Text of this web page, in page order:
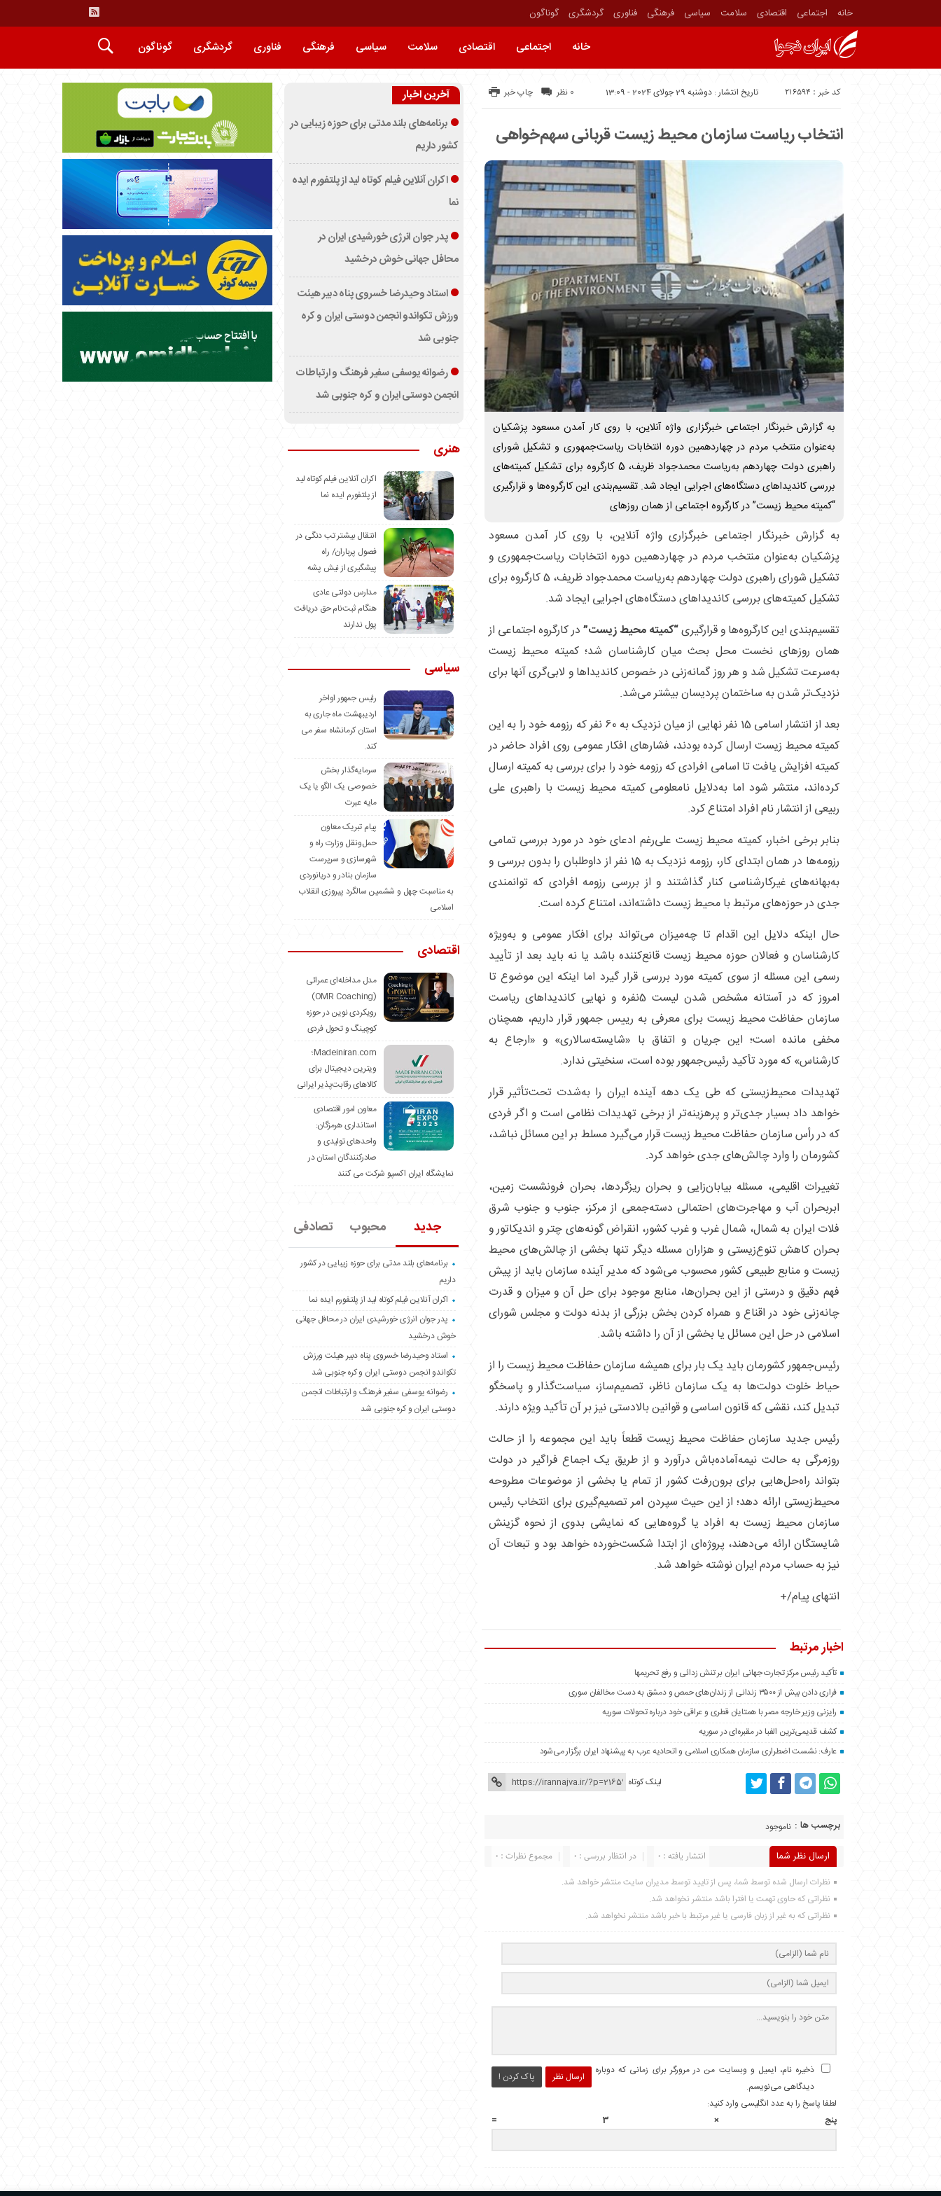
خانه اجتماعی اقتصادی سلامت سیاسی فرهنگی فناوری گردشگری گوناگون
خانه اجتماعی اقتصادی سلامت سیاسی فرهنگی فناوری گردشگری گوناگون
تاریخ انتشار : دوشنبه 29 جولای 2024 - 13:09 کد خبر : 216594 چاپ خبر 0 نظر
انتخاب ریاست سازمان محیط زیست قربانی سهم‌خواهی
به گزارش خبرنگار اجتماعی خبرگزاری واژه آنلاین، با روی کار آمدن مسعود پزشکیان
به‌عنوان منتخب مردم در چهاردهمین دوره انتخابات ریاست‌جمهوری و تشکیل شورای
راهبری دولت چهاردهم به‌ریاست محمدجواد ظریف، 5 کارگروه برای تشکیل کمیته‌های
بررسی کاندیداهای دستگاه‌های اجرایی ایجاد شد. تقسیم‌بندی این کارگروه‌ها و قرارگیری
“کمیته محیط زیست” در کارگروه اجتماعی از همان روزهای
به گزارش خبرنگار اجتماعی خبرگزاری واژه آنلاین، با روی کار آمدن مسعود
پزشکیان به‌عنوان منتخب مردم در چهاردهمین دوره انتخابات ریاست‌جمهوری و
تشکیل شورای راهبری دولت چهاردهم به‌ریاست محمدجواد ظریف، 5 کارگروه برای
تشکیل کمیته‌های بررسی کاندیداهای دستگاه‌های اجرایی ایجاد شد.
تقسیم‌بندی این کارگروه‌ها و قرارگیری“کمیته محیط زیست”در کارگروه اجتماعی از
همان روزهای نخست محل بحث میان کارشناسان شد؛ کمیته محیط زیست
به‌سرعت تشکیل شد و هر روز گمانه‌زنی در خصوص کاندیداها و لابی‌گری آنها برای
نزدیک‌تر شدن به ساختمان پردیسان بیشتر می‌شد.
بعد از انتشار اسامی 15 نفر نهایی از میان نزدیک به 60 نفر که رزومه خود را به این
کمیته محیط زیست ارسال کرده بودند، فشارهای افکار عمومی روی افراد حاضر در
کمیته افزایش یافت تا اسامی افرادی که رزومه خود را برای بررسی به کمیته ارسال
کرده‌اند، منتشر شود اما به‌دلایل نامعلومی کمیته محیط زیست با راهبری علی
ربیعی از انتشار نام افراد امتناع کرد.
بنابر برخی اخبار، کمیته محیط زیست علی‌رغم ادعای خود در مورد بررسی تمامی
رزومه‌ها در همان ابتدای کار، رزومه نزدیک به 15 نفر از داوطلبان را بدون بررسی و
به‌بهانه‌های غیرکارشناسی کنار گذاشتند و از بررسی رزومه افرادی که توانمندی
جدی در حوزه‌های مرتبط با محیط زیست داشته‌‎اند، امتناع کرده است.
حال اینکه دلایل این اقدام تا چه‌میزان می‌تواند برای افکار عمومی و به‌ویژه
کارشناسان و فعالان حوزه محیط زیست قانع‌کننده باشد یا نه باید بعد از تأیید
رسمی این مسئله از سوی کمیته مورد بررسی قرار گیرد اما اینکه این موضوع تا
امروز که در آستانه مشخص شدن لیست 5نفره و نهایی کاندیداهای ریاست
سازمان حفاظت محیط زیست برای معرفی به رییس جمهور قرار داریم، همچنان
مخفی مانده است؛ این جریان و اتفاق با «شایسته‌سالاری» و «ارجاع به
کارشناس» که مورد تأکید رئیس‌جمهور بوده است، سنخیتی ندارد.
تهدیدات محیط‌زیستی که طی یک دهه آینده ایران را به‌شدت تحت‌تأثیر قرار
خواهد داد بسیار جدی‌تر و پرهزینه‌تر از برخی تهدیدات نظامی است و اگر فردی
که در رأس سازمان حفاظت محیط زیست قرار می‌گیرد مسلط بر این مسائل نباشد،
کشورمان را وارد چالش‌های جدی خواهد کرد.
تغییرات اقلیمی، مسئله بیابان‌زایی و بحران ریزگردها، بحران فرونشست زمین،
ابربحران آب و مهاجرت‌های احتمالی دسته‌جمعی از مرکز، جنوب و جنوب شرق
فلات ایران به شمال، شمال غرب و غرب کشور، انقراض گونه‌های چتر و اندیکاتور و
بحران کاهش تنوع‌زیستی و هزاران مسئله دیگر تنها بخشی از چالش‌های محیط
زیست و منابع طبیعی کشور محسوب می‌شود که مدیر آینده سازمان باید از پیش
فهم دقیق و درستی از این بحران‌ها، منابع موجود برای حل آن و میزان و قدرت
چانه‌زنی خود در اقناع و همراه کردن بخش بزرگی از بدنه دولت و مجلس شورای
اسلامی در حل این مسائل یا بخشی از آن را داشته باشد.
رئیس‌جمهور کشورمان باید یک بار برای همیشه سازمان حفاظت محیط زیست را از
حیاط خلوت دولت‌ها به یک سازمان ناظر، تصمیم‌ساز، سیاست‌گذار و پاسخگو
تبدیل کند، نقشی که قانون اساسی و قوانین بالادستی نیز بر آن تأکید ویژه دارند.
رئیس جدید سازمان حفاظت محیط زیست قطعاً باید این مجموعه را از حالت
روزمرگی به حالت نیمه‌آماده‌باش درآورد و از طریق یک اجماع فراگیر در دولت
بتواند راه‌حل‌هایی برای برون‌رفت کشور از تمام یا بخشی از موضوعات مطروحه
محیط‌زیستی ارائه دهد؛ از این حیث سپردن امر تصمیم‌گیری برای انتخاب رئیس
سازمان محیط زیست به افراد یا گروه‌هایی که نمایشی بدوی از نحوه گزینش
شایستگان ارائه می‌دهند، پروژه‌ای از ابتدا شکست‌خورده خواهد بود و تبعات آن
نیز به حساب مردم ایران نوشته خواهد شد.
انتهای پیام/+
اخبار مرتبط
تأکید رئیس مرکز تجارت جهانی ایران بر تنش زدائی و رفع تحریمها
فراری دادن بیش از ۳۵۰۰ زندانی از زندان‌های حمص و دمشق به دست مخالفان سوری
رایزنی وزیر خارجه مصر با همتایان قطری و عراقی خود درباره تحولات سوریه
کشف قدیمی‌ترین الفبا در مقبره‌ای در سوریه
عارف: نشست اضطراری سازمان همکاری اسلامی و اتحادیه عرب به پیشنهاد ایران برگزار می‌شود
لینک کوتاه
برچسب ها : ناموجود
ارسال نظر شما مجموع نظرات : 0 در انتظار بررسی : 0 انتشار یافته : 0
نظرات ارسال شده توسط شما، پس از تایید توسط مدیران سایت منتشر خواهد شد.
نظراتی که حاوی تهمت یا افترا باشد منتشر نخواهد شد.
نظراتی که به غیر از زبان فارسی یا غیر مرتبط با خبر باشد منتشر نخواهد شد.
ارسال نظر پاک کردن !
ذخیره نام، ایمیل و وبسایت من در مرورگر برای زمانی که دوباره
دیدگاهی می‌نویسم.
لطفا پاسخ را به عدد انگلیسی وارد کنید:
پنج × 3 =
آخرین اخبار
برنامه‌های بلند مدتی برای حوزه زیبایی در
کشور داریم
اکران آنلاین فیلم کوتاه لید از پلتفورم ایده
نما
پدر جوان انرژی خورشیدی ایران در
محافل جهانی خوش درخشید
استاد وحیدرضا خسروی پناه دبیر هیئت
ورزش تکواندو انجمن دوستی ایران و کره
جنوبی شد
رضوانه یوسفی سفیر فرهنگ و ارتباطات
انجمن دوستی ایران و کره جنوبی شد
هنری
اکران آنلاین فیلم کوتاه لید
از پلتفورم ایده نما
انتقال بیشتر تب دنگی در
فصول پرباران/ راه
پیشگیری از نیش پشه
مدارس دولتی عادی
هنگام ثبت‌نام حق دریافت
پول ندارند
سیاسی
رئیس جمهور اواخر
اردیبهشت ماه جاری به
استان کرمانشاه سفر می
کند.
سرمایه‌گذار بخش
خصوصی یک الگو یا یک
مایه عبرت
️پیام تبریک معاون
حمل‌ونقل وزارت راه و
شهرسازی و سرپرست
سازمان بنادر و دریانوردی
به مناسبت چهل و ششمین سالگرد پیروزی انقلاب
اسلامی
اقتصادی
مدل مداخله‌ای عمرائی
(OMR Coaching)
رویکردی نوین در حوزه
کوچینگ و تحول فردی
Madeiniran.com؛
ویترین دیجیتال برای
کالاهای رقابت‌پذیر ایرانی
معاون امور اقتصادی
استانداری هرمزگان:
واحدهای تولیدی و
صادرکنندگان استان در
نمایشگاه ایران اکسپو شرکت می کنند
جدید محبوب تصادفی
برنامه‌های بلند مدتی برای حوزه زیبایی در کشور
داریم
اکران آنلاین فیلم کوتاه لید از پلتفورم ایده نما
پدر جوان انرژی خورشیدی ایران در محافل جهانی
خوش درخشید
استاد وحیدرضا خسروی پناه دبیر هیئت ورزش
تکواندو انجمن دوستی ایران و کره جنوبی شد
رضوانه یوسفی سفیر فرهنگ و ارتباطات انجمن
دوستی ایران و کره جنوبی شد